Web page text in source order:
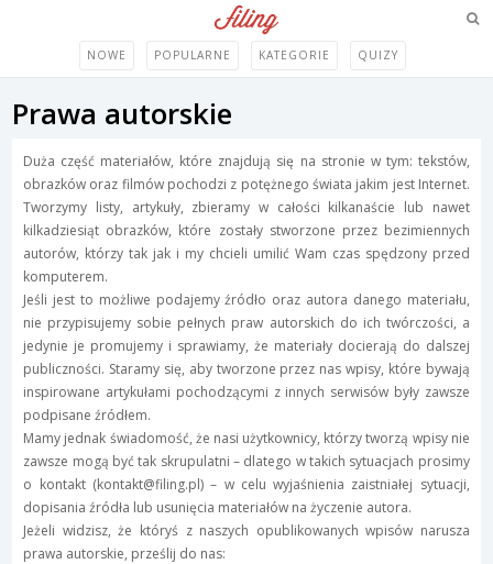
NOWE POPULARNE KATEGORIE QUIZY
Prawa autorskie
Duża część materiałów, które znajdują się na stronie w tym: tekstów,
obrazków oraz filmów pochodzi z potężnego świata jakim jest Internet.
Tworzymy listy, artykuły, zbieramy w całości kilkanaście lub nawet
kilkadziesiąt obrazków, które zostały stworzone przez bezimiennych
autorów, którzy tak jak i my chcieli umilić Wam czas spędzony przed
komputerem.
Jeśli jest to możliwe podajemy źródło oraz autora danego materiału,
nie przypisujemy sobie pełnych praw autorskich do ich twórczości, a
jedynie je promujemy i sprawiamy, że materiały docierają do dalszej
publiczności. Staramy się, aby tworzone przez nas wpisy, które bywają
inspirowane artykułami pochodzącymi z innych serwisów były zawsze
podpisane źródłem.
Mamy jednak świadomość, że nasi użytkownicy, którzy tworzą wpisy nie
zawsze mogą być tak skrupulatni – dlatego w takich sytuacjach prosimy
o kontakt (kontakt@filing.pl) – w celu wyjaśnienia zaistniałej sytuacji,
dopisania źródła lub usunięcia materiałów na życzenie autora.
Jeżeli widzisz, że któryś z naszych opublikowanych wpisów narusza
prawa autorskie, prześlij do nas: